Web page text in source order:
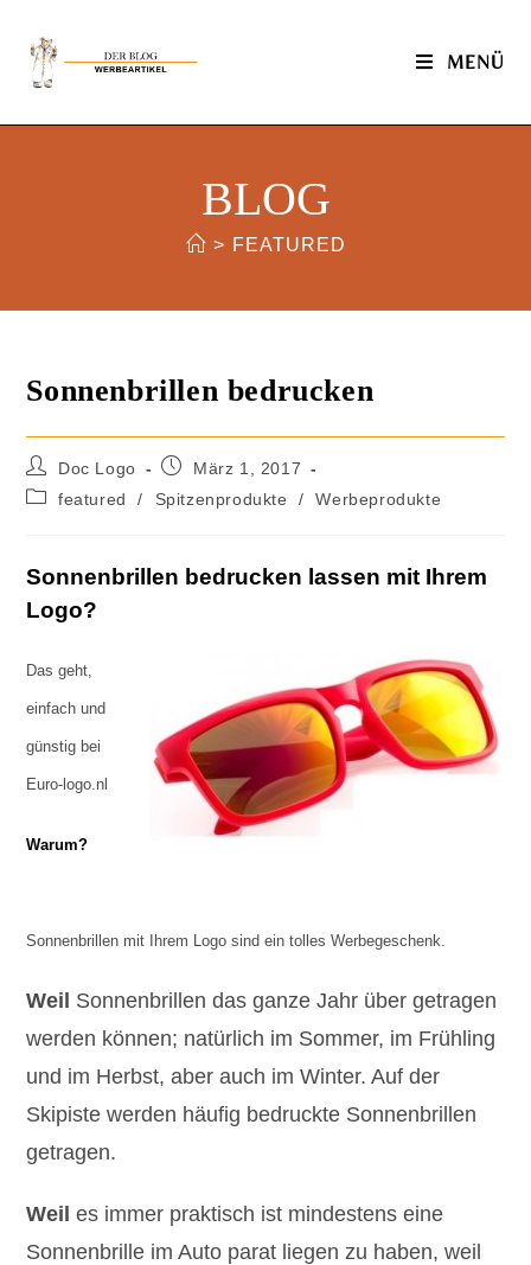
MENÜ
BLOG
> FEATURED
Sonnenbrillen bedrucken
Doc Logo
März 1, 2017
featured
/ Spitzenprodukte / Werbeprodukte
Sonnenbrillen bedrucken lassen mit Ihrem
Logo?
Das geht,
einfach und
günstig bei
Euro-logo.nl
Warum?
Sonnenbrillen mit Ihrem Logo sind ein tolles Werbegeschenk.
Weil Sonnenbrillen das ganze Jahr über getragen
werden können; natürlich im Sommer, im Frühling
und im Herbst, aber auch im Winter. Auf der
Skipiste werden häufig bedruckte Sonnenbrillen
getragen.
Weil es immer praktisch ist mindestens eine
Sonnenbrille im Auto parat liegen zu haben, weil